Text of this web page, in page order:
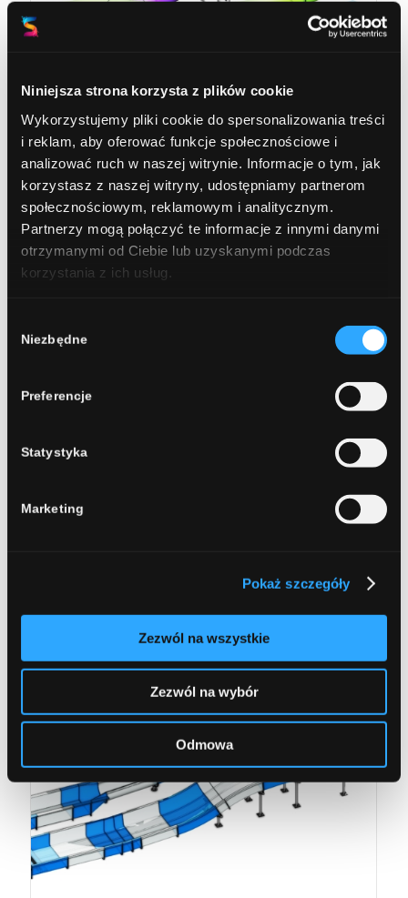
Niniejsza strona korzysta z plików cookie
Wykorzystujemy pliki cookie do spersonalizowania treści
i reklam, aby oferować funkcje społecznościowe i
analizować ruch w naszej witrynie. Informacje o tym, jak
korzystasz z naszej witryny, udostępniamy partnerom
społecznościowym, reklamowym i analitycznym.
Partnerzy mogą połączyć te informacje z innymi danymi
otrzymanymi od Ciebie lub uzyskanymi podczas
korzystania z ich usług.
zgody
Niezbędne
Preferencje
Statystyka
Marketing
Pokaż szczegóły
Zezwól na wszystkie
Zezwól na wybór
Odmowa
Piaseczno